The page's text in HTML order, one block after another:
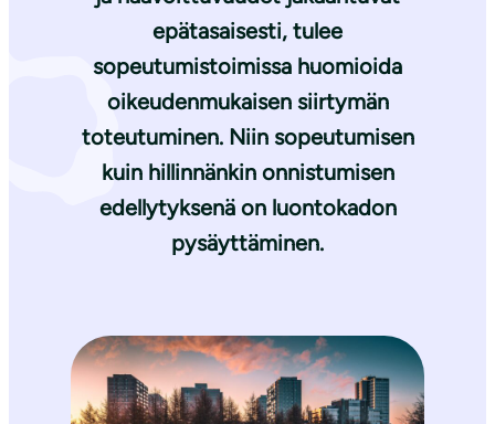
epätasaisesti, tulee
sopeutumistoimissa huomioida
oikeudenmukaisen siirtymän
toteutuminen. Niin sopeutumisen
kuin hillinnänkin onnistumisen
edellytyksenä on luontokadon
pysäyttäminen.